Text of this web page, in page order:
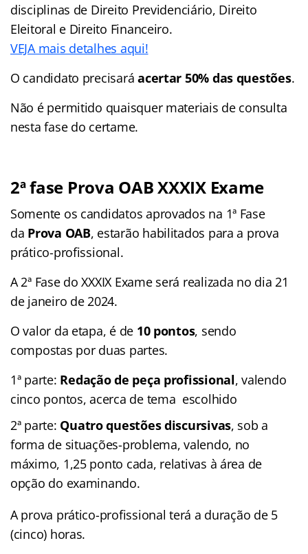
disciplinas de Direito Previdenciário, Direito
Eleitoral e Direito Financeiro.
VEJA mais detalhes aqui!
O candidato precisaráacertar 50% das questões.
Não é permitido quaisquer materiais de consulta
nesta fase do certame.
2ª fase Prova OAB XXXIX Exame
Somente os candidatos aprovados na 1ª Fase
da Prova OAB, estarão habilitados para a prova
prático-profissional.
A 2ª Fase do XXXIX Exame será realizada no dia 21
de janeiro de 2024.
O valor da etapa, é de 10 pontos, sendo
compostas por duas partes.
1ª parte: Redação de peça profissional, valendo
cinco pontos, acerca de tema escolhido
2ª parte: Quatro questões discursivas, sob a
forma de situações-problema, valendo, no
máximo, 1,25 ponto cada, relativas à área de
opção do examinando.
A prova prático-profissional terá a duração de 5
(cinco) horas.